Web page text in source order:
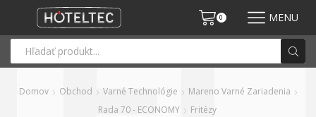
0 MENU
Domov Obchod Varné Technológie
Mareno Varné Zariadenia
Rada 70 - ECONOMY
Fritézy